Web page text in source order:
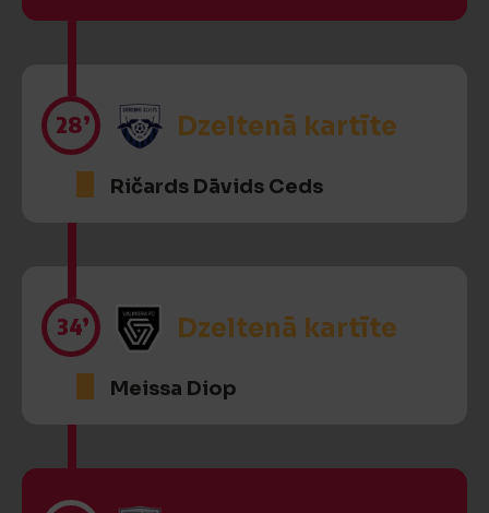
28’ Dzeltenā kartīte
Ričards Dāvids Ceds
34’ Dzeltenā kartīte
Meissa Diop